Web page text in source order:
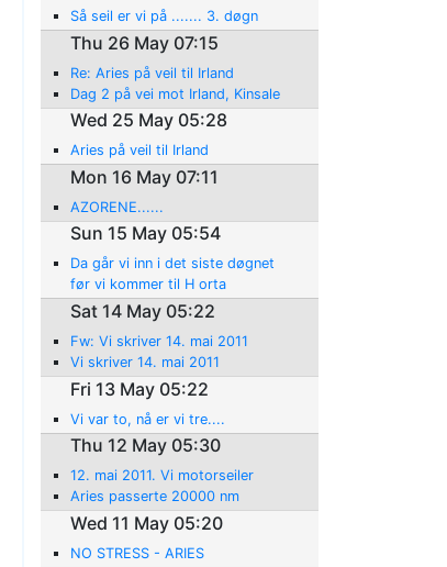
Så seil er vi på ....... 3. døgn
Thu 26 May 07:15
Re: Aries på veil til Irland
Dag 2 på vei mot Irland, Kinsale
Wed 25 May 05:28
Aries på veil til Irland
Mon 16 May 07:11
AZORENE......
Sun 15 May 05:54
Da går vi inn i det siste døgnet
før vi kommer til H orta
Sat 14 May 05:22
Fw: Vi skriver 14. mai 2011
Vi skriver 14. mai 2011
Fri 13 May 05:22
Vi var to, nå er vi tre....
Thu 12 May 05:30
12. mai 2011. Vi motorseiler
Aries passerte 20000 nm
Wed 11 May 05:20
NO STRESS - ARIES